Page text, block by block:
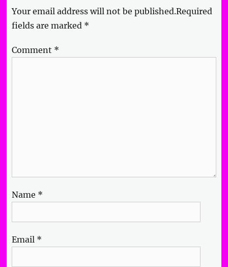
Your email address will not be published.Required
fields are marked *
Comment *
Name *
Email *